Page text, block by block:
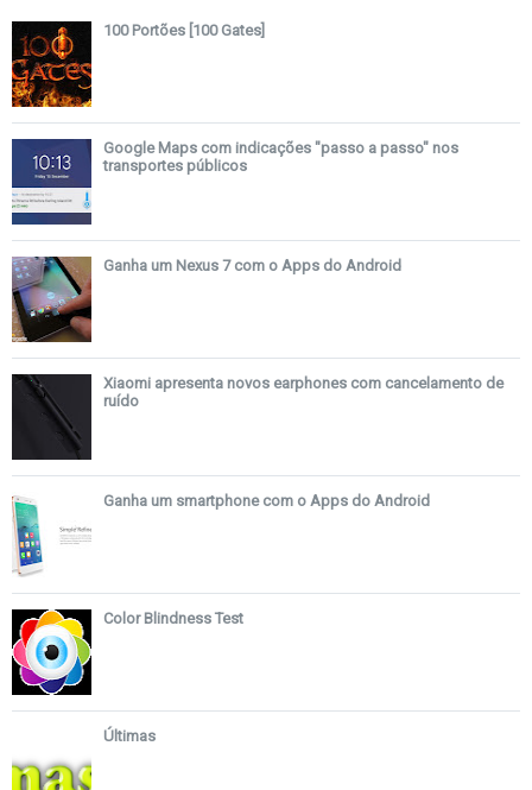
100 Portões [100 Gates]
Google Maps com indicações "passo a passo" nos
transportes públicos
Ganha um Nexus 7 com o Apps do Android
Xiaomi apresenta novos earphones com cancelamento de
ruído
Ganha um smartphone com o Apps do Android
Color Blindness Test
Últimas